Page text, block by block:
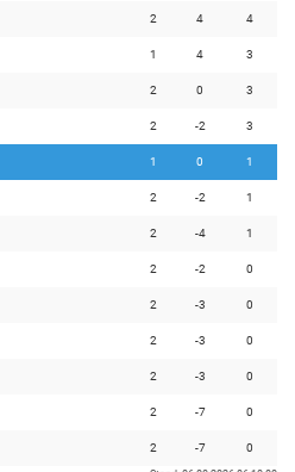
2 4 4
1 4 3
2 0 3
2 -2 3
1 0 1
2 -2 1
2 -4 1
2 -2 0
2 -3 0
2 -3 0
2 -3 0
2 -7 0
2 -7 0